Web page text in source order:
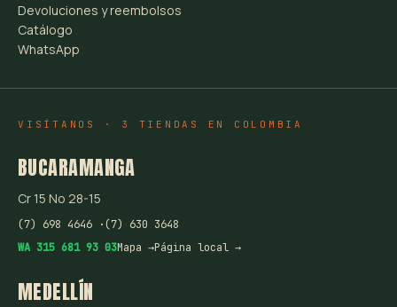
Devoluciones y reembolsos
Catálogo
WhatsApp
VISÍTANOS · 3 TIENDAS EN COLOMBIA
BUCARAMANGA
Cr 15 No 28-15
(7) 698 4646 ·(7) 630 3648
WA 315 681 93 03Mapa →Página local →
MEDELLÍN